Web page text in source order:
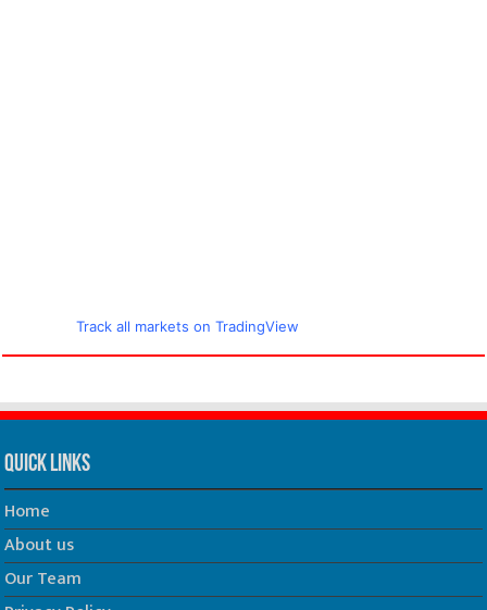
Track all markets on TradingView
Quick Links
Home
About us
Our Team